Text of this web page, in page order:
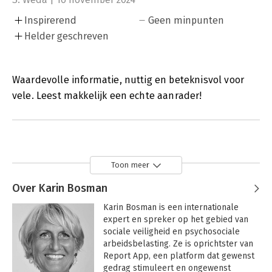
Inspirerend
Helder geschreven
Geen minpunten
Waardevolle informatie, nuttig en beteknisvol voor
vele. Leest makkelijk een echte aanrader!
Toon meer
Over Karin Bosman
Karin Bosman is een internationale
expert en spreker op het gebied van
sociale veiligheid en psychosociale
arbeidsbelasting. Ze is oprichtster van
Report App, een platform dat gewenst
gedrag stimuleert en ongewenst